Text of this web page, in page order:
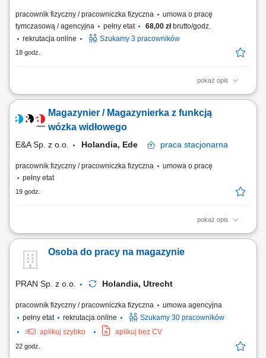
pracownik fizyczny / pracowniczka fizyczna
umowa o pracę
tymczasową / agencyjna
pełny etat 68,00 złbrutto/godz.
rekrutacja online
Szukamy 3 pracowników
18 godz.
pokaż opis
Obowiązki: Załadunek, rozładunek oraz transport wewnętrzny
worków typu big-bag; Ewidencjonowanie ruchu towarów i ich lokalizacji
w systemie ERP; Oznaczanie skrzyń i prowadzenie bieżącej
Magazynier / Magazynierka z funkcją
wózka widłowego
E&A Sp. z o.o. Holandia, Ede praca stacjonarna
pracownik fizyczny / pracowniczka fizyczna
umowa o pracę
pełny etat
19 godz.
pokaż opis
Zakres obowiązków: magazynier / magazynierka, order picker z obsługą
kontenerów; kontrola jakości; Wymagania: komunikatywna znajomość
języka angielskiego; doświadczenie na podobnym stanowisku
Osoba do pracy na magazynie
PRAN Sp. z o.o. Holandia, Utrecht
pracownik fizyczny / pracowniczka fizyczna
umowa agencyjna
pełny etat
rekrutacja online
Szukamy 30 pracowników
aplikuj szybko
aplikuj bez CV
22 godz.